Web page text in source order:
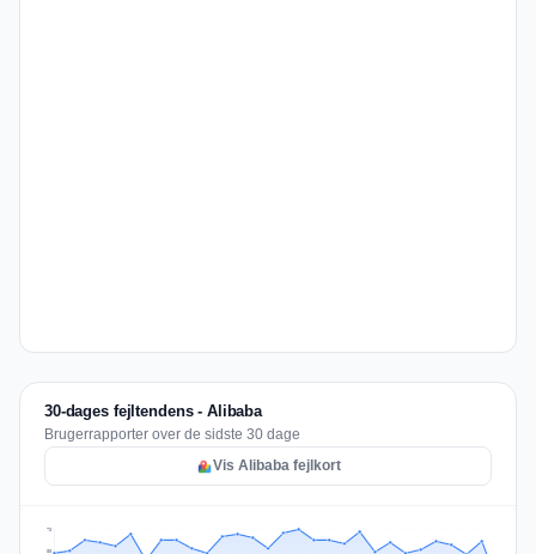
30-dages fejltendens - Alibaba
Brugerrapporter over de sidste 30 dage
Vis Alibaba fejlkort
55
73